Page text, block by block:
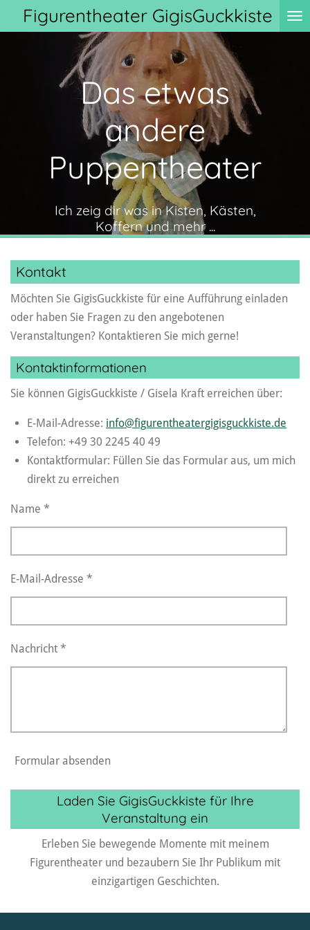
Zum
Hauptinhalt
Figurentheater GigisGuckkiste
Das etwas
andere
Puppentheater
Ich zeig dir was in Kisten, Kästen,
Koffern und mehr ...
Kontakt
Möchten Sie GigisGuckkiste für eine Aufführung einladen
oder haben Sie Fragen zu den angebotenen
Veranstaltungen? Kontaktieren Sie mich gerne!
Kontaktinformationen
Sie können GigisGuckkiste / Gisela Kraft erreichen über:
E-Mail-Adresse: info@figurentheatergigisguckkiste.de
Telefon: +49 30 2245 40 49
Kontaktformular: Füllen Sie das Formular aus, um mich
direkt zu erreichen
Name *
E-Mail-Adresse *
Nachricht *
Formular absenden
Laden Sie GigisGuckkiste für Ihre
Veranstaltung ein
Erleben Sie bewegende Momente mit meinem
Figurentheater und bezaubern Sie Ihr Publikum mit
einzigartigen Geschichten.